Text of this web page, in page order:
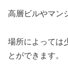
高層ビルやマン
場所によっては
とができます。